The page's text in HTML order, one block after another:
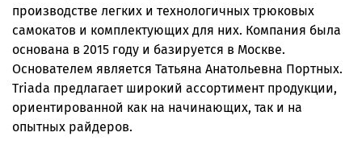
производстве легких и технологичных трюковых
самокатов и комплектующих для них. Компания была
основана в 2015 году и базируется в Москве.
Основателем является Татьяна Анатольевна Портных.
Triada предлагает широкий ассортимент продукции,
ориентированной как на начинающих, так и на
опытных райдеров.